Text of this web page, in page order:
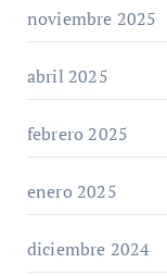
noviembre 2025
abril 2025
febrero 2025
enero 2025
diciembre 2024